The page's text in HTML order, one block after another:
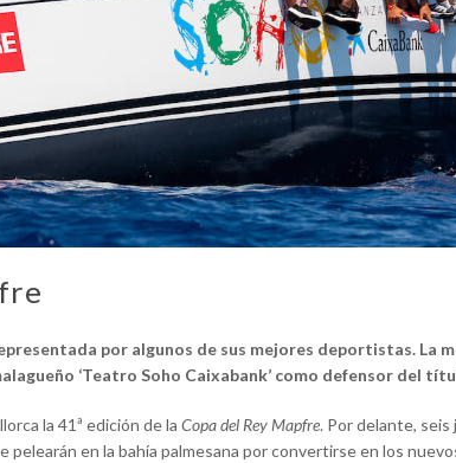
por algunos de sus mejores deportistas. La
‘Teatro Soho Caixabank’ como defensor del
la 41ª edición de la Copa del Rey Mapfre. Por delante,
en la bahía palmesana por convertirse en los